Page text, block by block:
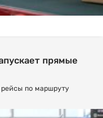
прямые
по маршруту